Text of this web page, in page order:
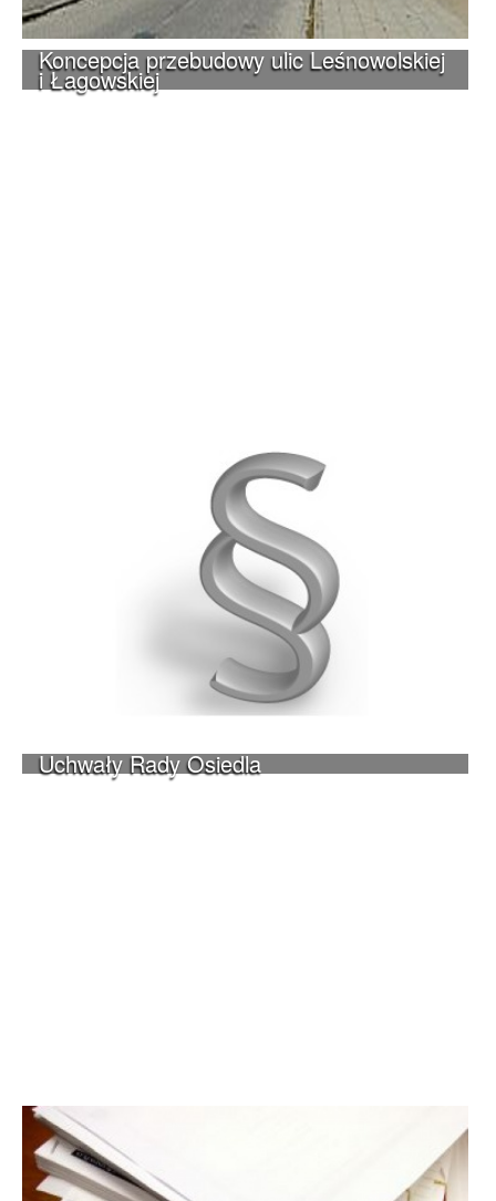
Koncepcja przebudowy ulic Leśnowolskiej
i Łagowskiej
Uchwały Rady Osiedla